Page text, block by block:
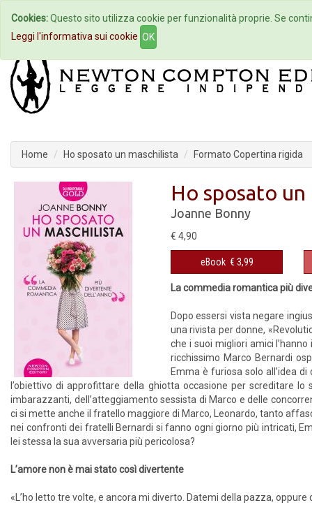
Home Autori Eventi
Home Ho sposato un maschilista Formato Copertina rigida
Ho sposato
Joanne Bonny
€ 4,90
eBook € 3,99
La commedia romantica più
Dopo essersi vista negare
una rivista per donne,
che i suoi migliori amici
ricchissimo Marco Bernardi
Emma è furiosa solo all’idea
l’obiettivo di approfittare della ghiotta occasione per screditare
imbarazzanti, dell’atteggiamento sessista di Marco e delle
ci si mette anche il fratello maggiore di Marco, Leonardo, tanto
nei confronti dei fratelli Bernardi si fanno ogni giorno più intricati,
lei stessa la sua avversaria più pericolosa?
L’amore non è mai stato così divertente
«L’ho letto tre volte, e ancora mi diverto. Datemi della pazza,
Cookies:Questo sito utilizza cookie per funzionalità proprie. Se
Leggi l'informativa sui cookie OK